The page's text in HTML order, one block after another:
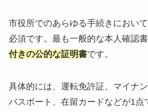
市役所でのあらゆる手続きにおい
必須です。最も一般的な本人確認書
付きの公的な証明書です。
具体的には、運転免許証、マイナン
パスポート、在留カードなどが1点